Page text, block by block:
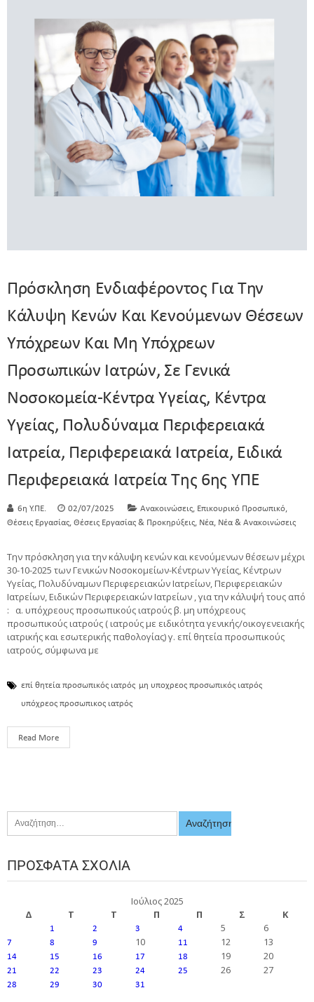
Πρόσκληση Ενδιαφέροντος Για Την
Κάλυψη Κενών Και Κενούμενων Θέσεων
Υπόχρεων Και Μη Υπόχρεων
Προσωπικών Ιατρών, Σε Γενικά
Νοσοκομεία-Κέντρα Υγείας, Κέντρα
Υγείας, Πολυδύναμα Περιφερειακά
Ιατρεία, Περιφερειακά Ιατρεία, Ειδικά
Περιφερειακά Ιατρεία Της 6ης ΥΠΕ
6η Υ.ΠΕ. 02/07/2025 Ανακοινώσεις, Επικουρικό Προσωπικό,
Θέσεις Εργασίας, Θέσεις Εργασίας & Προκηρύξεις, Νέα, Νέα & Ανακοινώσεις
Την πρόσκληση για την κάλυψη κενών και κενούμενων θέσεων μέχρι
30-10-2025 των Γενικών Νοσοκομείων-Κέντρων Υγείας, Κέντρων
Υγείας, Πολυδύναμων Περιφερειακών Ιατρείων, Περιφερειακών
Ιατρείων, Ειδικών Περιφερειακών Ιατρείων , για την κάλυψή τους από
: α. υπόχρεους προσωπικούς ιατρούς β. μη υπόχρεους
προσωπικούς ιατρούς ( ιατρούς με ειδικότητα γενικής/οικογενειακής
ιατρικής και εσωτερικής παθολογίας) γ. επί θητεία προσωπικούς
ιατρούς, σύμφωνα με
επί θητεία προσωπικός ιατρός μη υποχρεος προσωπικός ιατρός
υπόχρεος προσωπικος ιατρός
Read More
ΠΡΌΣΦΑΤΑ ΣΧΌΛΙΑ
Ιούλιος 2025
Δ
Τ Τ Π Π Σ Κ
1 2 3 4 5 6
7 8 9 10 11 12 13
14 15 16 17 18 19 20
21 22 23 24 25 26 27
28 29 30 31